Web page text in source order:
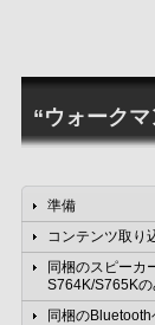
“ウォーク
準備
コンテンツ取り
同梱のスピーカ
S764K/S765Kの
同梱のBluetooth